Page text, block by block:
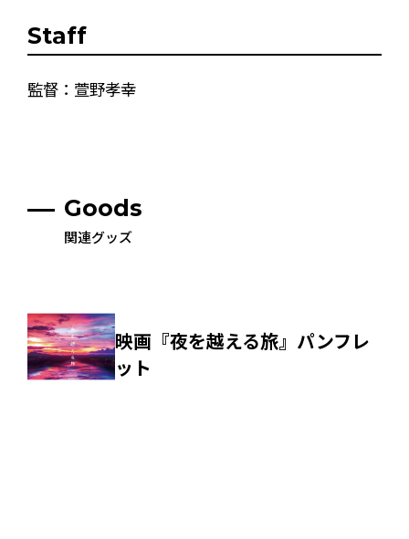
Staff
監督：萱野孝幸
Goods
関連グッズ
映画『夜を越える旅』パンフレ
ット